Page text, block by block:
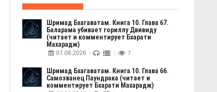
Шримад Бхагаватам. Книга 10. Глава 67.
Баларама убивает гориллу Двивиду
(читает и комментирует Бхарати
Махарадж)
07.08.2026 7
Шримад Бхагаватам. Книга 10. Глава 66.
Самозванец Паундрака (читает и
комментирует Бхарати Махарадж)